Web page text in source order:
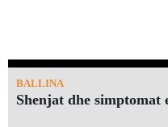
BALLINA
Shenjat dhe simptomat